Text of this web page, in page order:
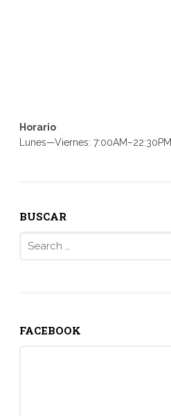
Horario
Lunes—Viernes: 7:00AM–22:30PM
BUSCAR
FACEBOOK